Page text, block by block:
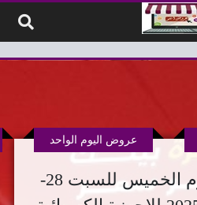
عروض رنين اليوم الخميس للسبت 28-
عروض اليوم الواحد